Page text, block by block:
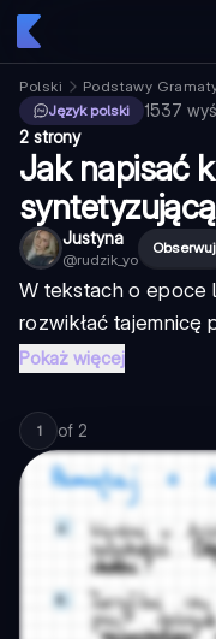
Polski Podstawy
Język polski
1537
2 strony
Jak napisać
Justyna
@rudzik_yo
Obserwuj
W tekstach o epoce
rozwikłać tajemnicę
Pokaż więcej
1 of 2